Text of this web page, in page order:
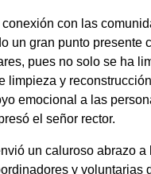
conexión con las
un gran punto presente
pues no solo se ha
limpieza y
emocional a las
el señor rector.
un caluroso abrazo a
y voluntarias